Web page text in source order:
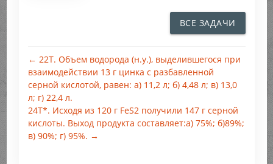
ВСЕ ЗАДАЧИ
← 22Т. Объем водорода (н.у.), выделившегося при
взаимодействии 13 г цинка с разбавленной
серной кислотой, равен: а) 11,2 л; б) 4,48 л; в) 13,0
л; г) 22,4 л.
24Т*. Исходя из 120 г FeS2 получили 147 г серной
кислоты. Выход продукта составляет:а) 75%; б)89%;
в) 90%; г) 95%. →